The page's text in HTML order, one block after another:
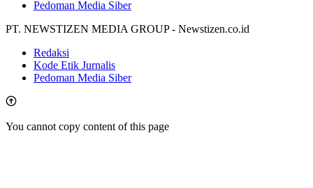
Pedoman Media Siber
PT. NEWSTIZEN MEDIA GROUP - Newstizen.co.id
Redaksi
Kode Etik Jurnalis
Pedoman Media Siber
You cannot copy content of this page